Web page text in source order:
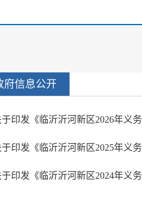
府信息公开
于印发《临沂沂河新区2026年义
于印发《临沂沂河新区2025年义
于印发《临沂沂河新区2024年义